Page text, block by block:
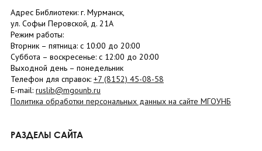
Адрес Библиотеки: г. Мурманск,
ул. Софьи Перовской, д. 21А
Режим работы:
Вторник – пятница: с 10:00 до 20:00
Суббота – воскресенье: c 12:00 до 20:00
Выходной день – понедельник
Телефон для справок: +7 (8152) 45-08-58
E-mail: ruslib@mgounb.ru
Политика обработки персональных данных на сайте МГОУНБ
РАЗДЕЛЫ САЙТА